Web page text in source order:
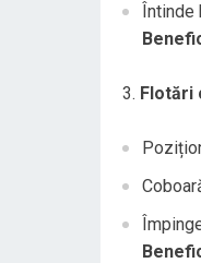
Întinde
Flotări